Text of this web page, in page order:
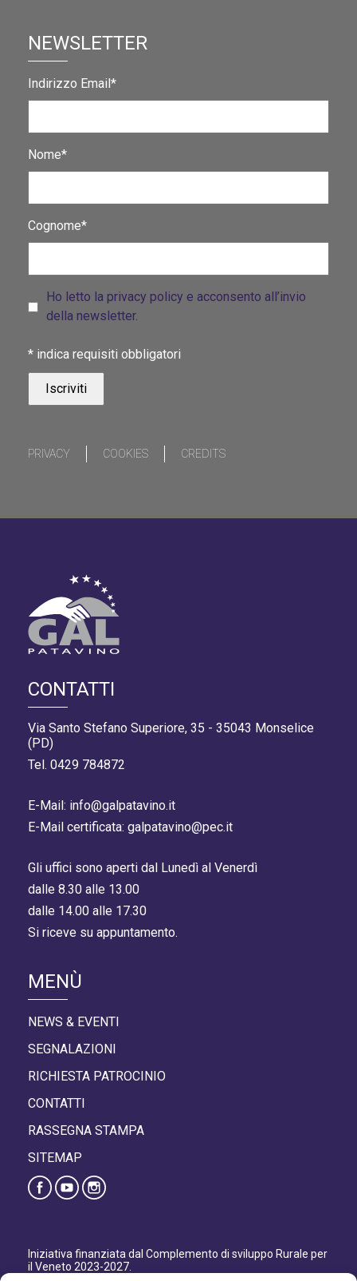
CONTATTI
Via Santo Stefano Superiore, 35 - 35043 Monselice
(PD)
Tel. 0429 784872
E-Mail: info@galpatavino.it
E-Mail certificata: galpatavino@pec.it
Gli uffici sono aperti dal Lunedì al Venerdì
dalle 8.30 alle 13.00
dalle 14.00 alle 17.30
Si riceve su appuntamento.
MENÙ
NEWS & EVENTI
SEGNALAZIONI
RICHIESTA PATROCINIO
CONTATTI
RASSEGNA STAMPA
SITEMAP
Iniziativa finanziata dal Complemento di sviluppo Rurale per
il Veneto 2023-2027.
NEWSLETTER
Indirizzo Email*
Nome*
Cognome*
Ho letto la privacy policy e acconsento all’invio
della newsletter.
* indica requisiti obbligatori
PRIVACY COOKIES CREDITS